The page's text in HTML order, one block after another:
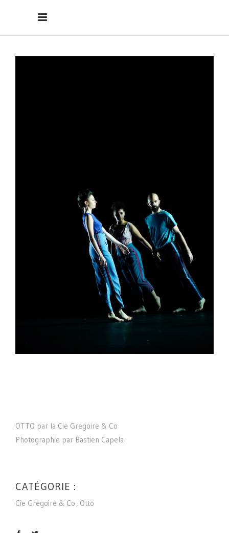
OTTO par la Cie Gregoire & Co
Photographie par Bastien Capela
CATÉGORIE :
Cie Gregoire & Co Otto